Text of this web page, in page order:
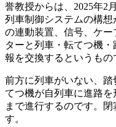
誉教授からは、2025年2
列車制御システムの構
の連動装置、信号、ケ
ターと列車・転てつ機
報を交換するというもの
前方に列車がいない、
てつ機が自列車に進路
まで進行するのです。
す。